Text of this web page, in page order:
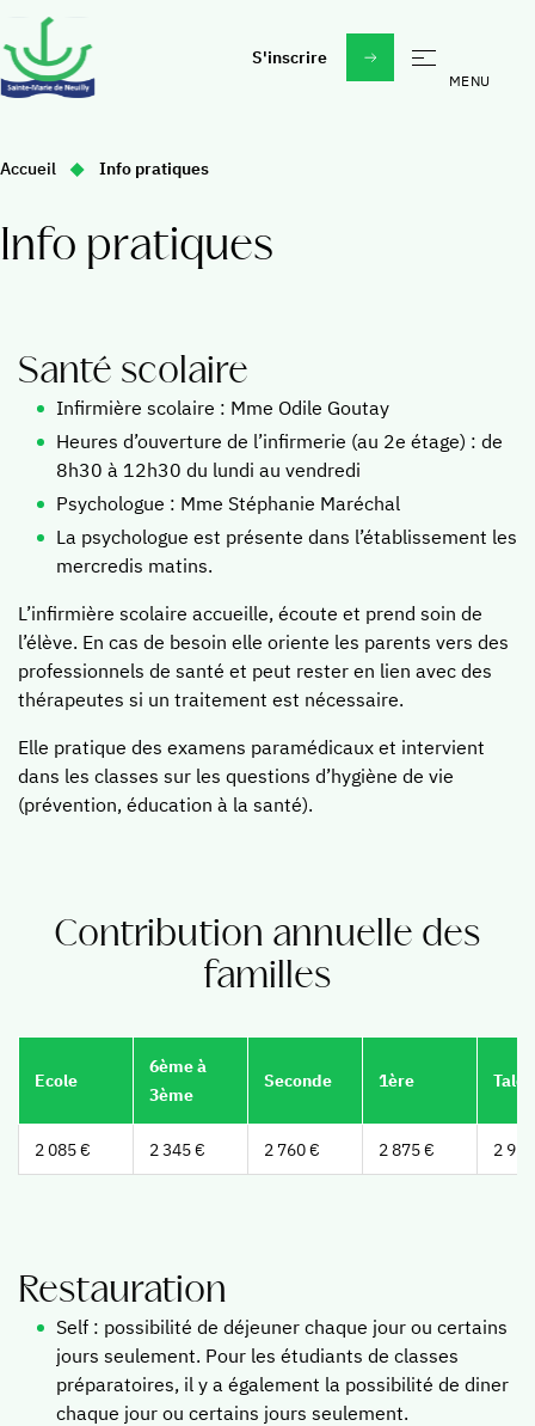
S'inscrire
Madeleine Daniélou un esprit, un projet
Étudier à Sainte-Marie
À propos
Au quotidien
Collège
La vie au collège
Vie culturelle
Vie spirituelle
L'international
Résultats, évaluations, concours
Notre valeur ajoutée
Contacter le collège
Pourquoi choisir le lycée à Sainte-Marie ?
Orientation et spécialités
L'ouverture au monde
Pourquoi une prépa littéraire ?
Pourquoi nous choisir ?
Vivre en prépa à Sainte-Marie
Résultats
Daniélou Education
Vous
ici
:
Accueil Info pratiques
Info pratiques
Santé scolaire
Infirmière scolaire : Mme Odile Goutay
Heures d’ouverture de l’infirmerie (au 2e étage) : de
8h30 à 12h30 du lundi au vendredi
Psychologue : Mme Stéphanie Maréchal
La psychologue est présente dans l’établissement les
mercredis matins.
L’infirmière scolaire accueille, écoute et prend soin de
l’élève. En cas de besoin elle oriente les parents vers des
professionnels de santé et peut rester en lien avec des
thérapeutes si un traitement est nécessaire.
Elle pratique des examens paramédicaux et intervient
dans les classes sur les questions d’hygiène de vie
(prévention, éducation à la santé).
Contribution annuelle des
familles
Ecole
6ème à
3ème
Seconde 1ère Tale
2 085 € 2 345 € 2 760 € 2 875 € 2
Restauration
Self : possibilité de déjeuner chaque jour ou certains
jours seulement. Pour les étudiants de classes
préparatoires, il y a également la possibilité de diner
chaque jour ou certains jours seulement.